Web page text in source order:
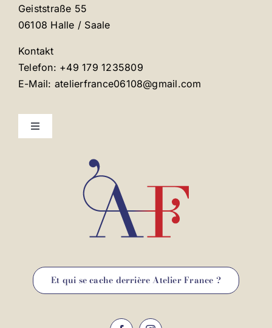
Geiststraße 55
06108 Halle / Saale
Kontakt
Telefon: +49 179 1235809
E-Mail: atelierfrance06108@gmail.com
Toggle
Mentions légales
Et qui se cache derrière Atelier France ?